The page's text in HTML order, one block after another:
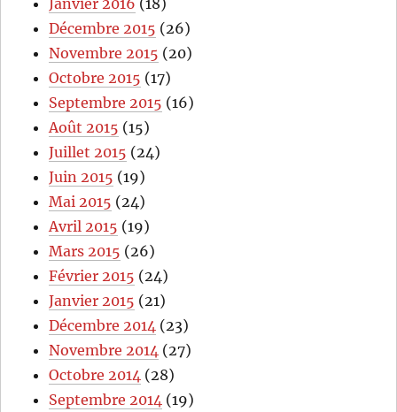
Janvier 2016 (18)
Décembre 2015 (26)
Novembre 2015 (20)
Octobre 2015 (17)
Septembre 2015 (16)
Août 2015 (15)
Juillet 2015 (24)
Juin 2015 (19)
Mai 2015 (24)
Avril 2015 (19)
Mars 2015 (26)
Février 2015 (24)
Janvier 2015 (21)
Décembre 2014 (23)
Novembre 2014 (27)
Octobre 2014 (28)
Septembre 2014 (19)